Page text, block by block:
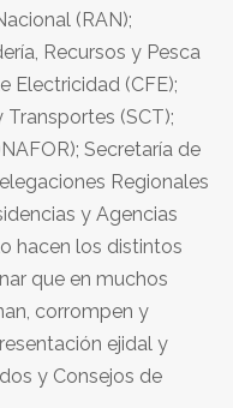
(RAN);
Recursos y Pesca
Electricidad (CFE);
(SCT);
Secretaría de
Regionales
y Agencias
hacen los distintos
que en muchos
corrompen y
ejidal y
y Consejos de